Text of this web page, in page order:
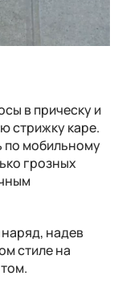
в прическу и
стрижку каре.
по мобильному
грозных
надев
стиле на